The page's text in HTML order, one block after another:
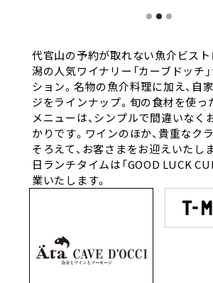
代官山の予約が取れない魚介ビスト
潟の人気ワイナリー「カーブドッチ
ション。名物の魚介料理に加え、自
ジをラインナップ。旬の食材を使っ
メニューは、シンプルで間違いなく
かりです。ワインのほか、貴重なク
そろえて、お客さまをお迎えいたし
日ランチタイムは「GOOD LUCK
業いたします。